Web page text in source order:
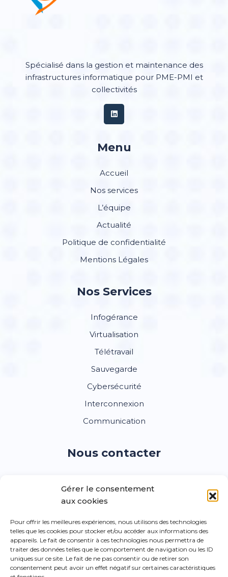
Gérer le consentement
aux cookies
Pour offrir les meilleures expériences, nous utilisons des technologies
telles que les cookies pour stocker et/ou accéder aux informations des
appareils. Le fait de consentir à ces technologies nous permettra de
traiter des données telles que le comportement de navigation ou les ID
uniques sur ce site. Le fait de ne pas consentir ou de retirer son
consentement peut avoir un effet négatif sur certaines caractéristiques
Spécialisé dans la gestion et maintenance des
infrastructures informatique pour PME-PMI et
collectivités
Menu
Accueil
Nos services
L’équipe
Actualité
Politique de confidentialité
Mentions Légales
Nos Services
Infogérance
Virtualisation
Télétravail
Sauvegarde
Cybersécurité
Interconnexion
Communication
Nous contacter
concevoir la solution adaptée à votre entreprise :
11 bd de l'Europe, 91000 Evry
(+33) 1 80 85 55 50